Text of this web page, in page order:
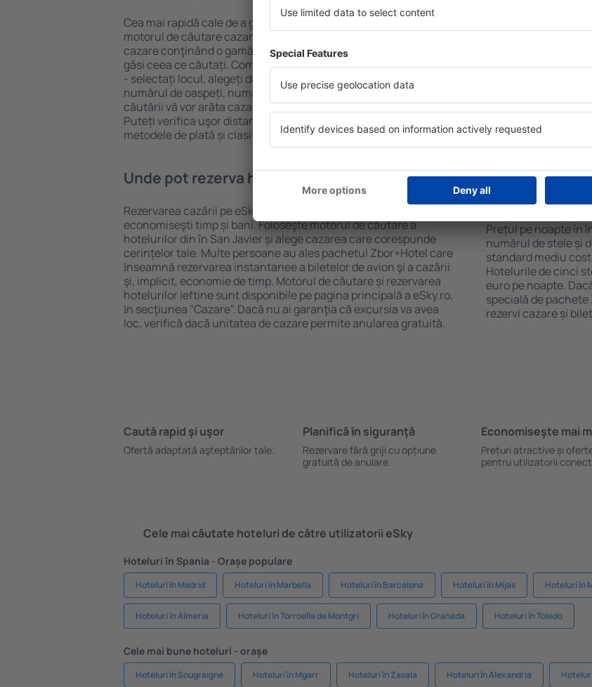
Cea mai rapidă cale de a găsi un hotel în San Javier este folosind
motorul de căutare cazare eSky. Baza mare de date cu locuri de
cazare conţinând o gamă largă de opţiuni este o garanție că veți
găsi ceea ce căutați. Completați câmpurile motorului de căutare
- selectați locul, alegeți data de check-in și check-out, adăugați
numărul de oaspeți, numărul de camere şi gata! Rezultatele
căutării vă vor arăta cazarea disponibilă ȋn perioada selectată.
Puteți verifica uşor distanța de la hotel ȋn centrul orașului,
metodele de plată și clasificarea hotelului.
Hotelurile în San
oaspeți. Cele mai
cu SPA, mini bar/
masa, zonă de
informative
zonă. Unele
Uneori, acestea
în San Javier.
Unde pot rezerva hoteluri ȋn în San Javier?
Rezervarea cazării pe eSky.ro este o soluție care te va ajuta să
economiseşti timp și bani. Foloseşte motorul de căutare a
hotelurilor din în San Javier și alege cazarea care corespunde
cerințelor tale. Multe persoane au ales pachetul Zbor+Hotel care
ȋnseamnă rezervarea instantanee a biletelor de avion şi a cazării
şi, implicit, economie de timp. Motorul de căutare și rezervarea
hotelurilor ieftine sunt disponibile pe pagina principală a eSky.ro,
ȋn secţiunea "Cazare". Dacă nu ai garanţia că excursia va avea
loc, verifică dacă unitatea de cazare permite anularea gratuită.
Cât costă o
San Javier?
Prețul pe noapte în
numărul de stele și
standard mediu
Hotelurile de cinci
euro pe noapte.
specială de pachete
rezervi cazare și
Caută rapid şi uşor
Ofertă adaptată aşteptărilor tale.
Planifică ȋn siguranţă
Rezervare fără griji cu opțiune
gratuită de anulare.
Economiseşte mai
Prețuri atractive și
pentru utilizatorii
Cele mai căutate hoteluri de către utilizatorii eSky
Hoteluri în Spania - Orașe populare
Hoteluri în Madrid Hoteluri în Marbella Hoteluri în Barcelona Hoteluri în Mijas Hoteluri în
Hoteluri în Almeria Hoteluri în Torroella de Montgri Hoteluri în Granada Hoteluri în Toledo
Cele mai bune hoteluri - orașe
Hoteluri în Sougraigne Hoteluri în Mgarr Hoteluri în Zavala Hoteluri în Alexandria